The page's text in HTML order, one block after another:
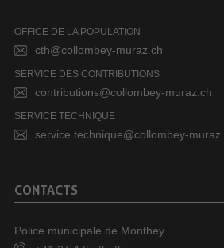
OFFICE DE LA POPULATION
cth@collombey-muraz.ch
SERVICE DES CONTRIBUTIONS
contributions@collombey-muraz.ch
SERVICE TECHNIQUE
service.technique@collombey-
CONTACTS
Police municipale de Monthey